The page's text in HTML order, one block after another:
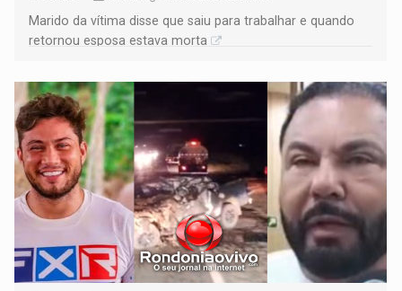
Marido da vítima disse que saiu para trabalhar e quando
retornou esposa estava morta